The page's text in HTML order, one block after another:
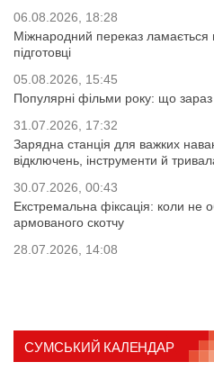
06.08.2026, 18:28
Міжнародний переказ ламається
підготовці
05.08.2026, 15:45
Популярні фільми року: що зараз
31.07.2026, 17:32
Зарядна станція для важких
відключень, інструменти й
30.07.2026, 00:43
Екстремальна фіксація: коли не
армованого скотчу
28.07.2026, 14:08
СУМСЬКИЙ КАЛЕНДАР